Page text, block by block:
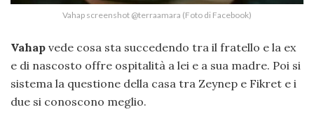
Vahap screenshot @terraamara (Foto di Facebook)
Vahap vede cosa sta succedendo tra il fratello e la ex
e di nascosto offre ospitalità a lei e a sua madre. Poi si
sistema la questione della casa tra Zeynep e Fikret e i
due si conoscono meglio.